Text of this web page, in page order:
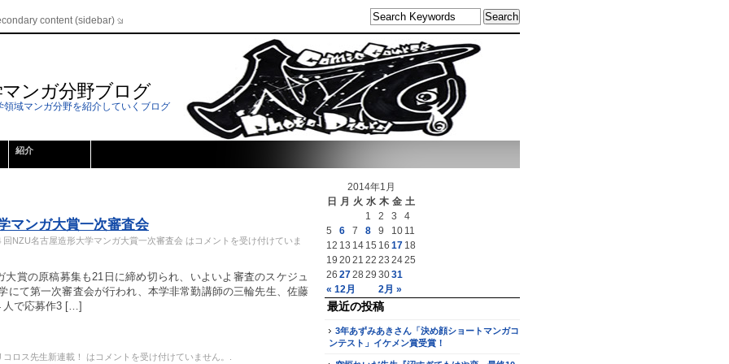
content (sidebar)
ンガ分野ブログ
域マンガ分野を紹介していくブログ
紹介
マンガ大賞一次審査会
回NZU名古屋造形大学マンガ大賞一次審査会 は コメントを受け付けていま
大賞の原稿募集も21日に締め切られ、いよいよ審査のスケジュ
にて第一次審査会が行われ、本学非常勤講師の三輪先生、佐藤
人で応募作3 […]
コロス先生新連載！ は コメントを受け付けていません。
2014年1月
日 月 火 水 木 金 土
« 12月 2月 »
1 2 3
4
5
6 7 8 9 10 11
12 13 14 15 16 17 18
19 2021 22 23 2425
26 2728 29 3031
最近の投稿
3年あずみあきさん「決め顔ショートマンガコ
ンテスト」イケメン賞受賞！